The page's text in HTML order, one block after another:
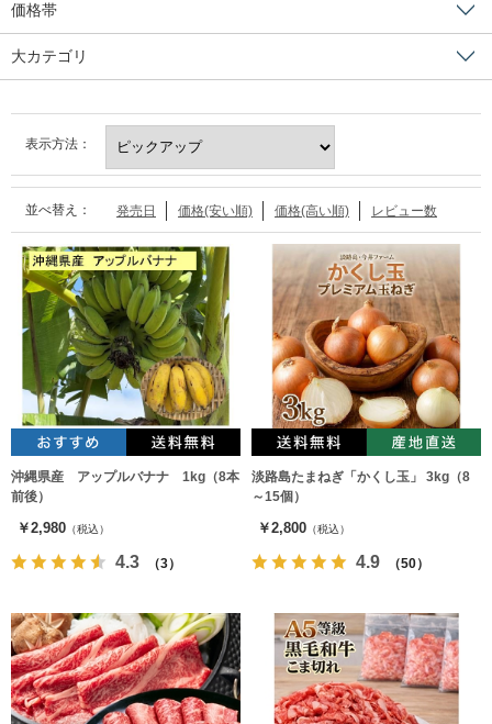
価格帯
大カテゴリ
表示方法：
並べ替え： 発売日 価格(安い順) 価格(高い順) レビュー数
沖縄県産 アップルバナナ 1kg（8本
前後）
￥2,980 （税込）
4.3 （3）
淡路島たまねぎ「かくし玉」 3kg（8
～15個）
￥2,800 （税込）
4.9 （50）